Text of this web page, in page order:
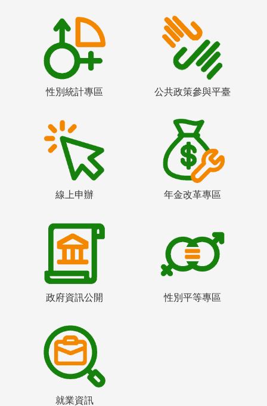
性別統計專區 公共政策參與平臺
線上申辦 年金改革專區
政府資訊公開 性別平等專區
就業資訊